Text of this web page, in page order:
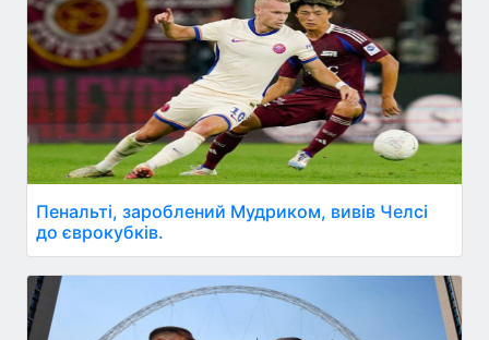
Пенальті, зароблений Мудриком, вивів Челсі
до єврокубків.